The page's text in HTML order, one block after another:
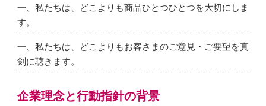
一、私たちは、どこよりも商品ひとつひとつを大切にしま
す。
一、私たちは、どこよりもお客さまのご意見・ご要望を真
剣に聴きます。
企業理念と行動指針の背景